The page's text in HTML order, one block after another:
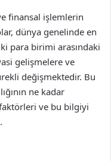
finansal işlemlerin
dünya genelinde en
para birimi arasındaki
gelişmelere ve
değişmektedir. Bu
ne kadar
ve bu bilgiyi